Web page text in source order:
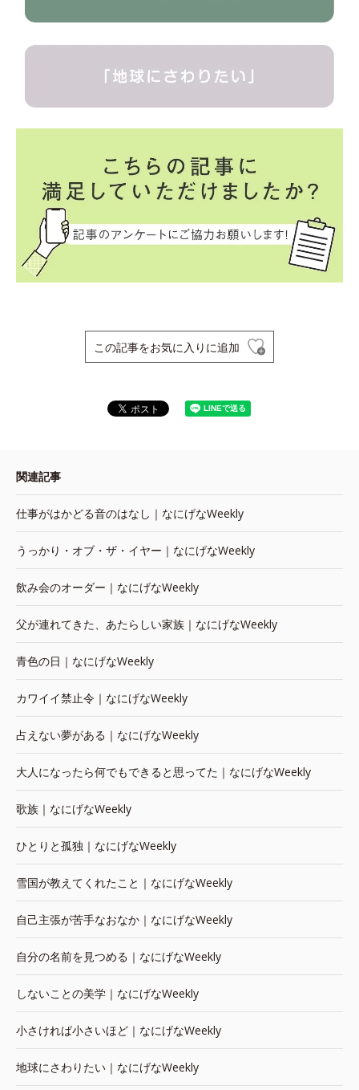
この記事をお気に入りに追加
関連記事
仕事がはかどる音のはなし｜なにげなWeekly
うっかり・オブ・ザ・イヤー｜なにげなWeekly
飲み会のオーダー｜なにげなWeekly
父が連れてきた、あたらしい家族｜なにげなWeekly
青色の日｜なにげなWeekly
カワイイ禁止令｜なにげなWeekly
占えない夢がある｜なにげなWeekly
大人になったら何でもできると思ってた｜なにげなWeekly
歌族｜なにげなWeekly
ひとりと孤独｜なにげなWeekly
雪国が教えてくれたこと｜なにげなWeekly
自己主張が苦手なおなか｜なにげなWeekly
自分の名前を見つめる｜なにげなWeekly
しないことの美学｜なにげなWeekly
小さければ小さいほど｜なにげなWeekly
地球にさわりたい｜なにげなWeekly